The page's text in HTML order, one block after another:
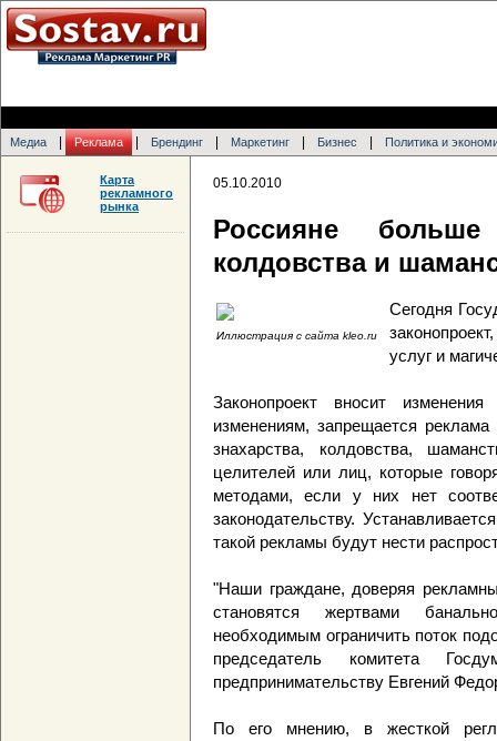
Медиа Реклама Брендинг Маркетинг Бизнес Политика и
05.10.2010
Россияне
колдовства и
Иллюстрация с сайта kleo.ru
Сегодня
услуг и
Законопроект вносит
изменениям, запрещается реклама
знахарства, колдовства,
целителей или лиц, которые
методами, если у них нет
законодательству.
такой рекламы будут нести
"Наши граждане, доверяя
становятся жертвами
необходимым ограничить поток
председатель комитета
предпринимательству Евгений
По его мнению, в жесткой
Карта
рекламного
рынка